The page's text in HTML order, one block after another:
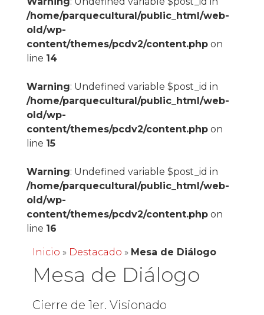
/home/parquecultural/public_html/web-
old/wp-
content/themes/pcdv2/content.phpon
line 14
Warning: Undefined variable $post_id in
/home/parquecultural/public_html/web-
old/wp-
content/themes/pcdv2/content.phpon
line 15
Warning: Undefined variable $post_id in
/home/parquecultural/public_html/web-
old/wp-
content/themes/pcdv2/content.phpon
line 16
Inicio » Destacado » Mesa de Diálogo
Mesa de Diálogo
Cierre de 1er. Visionado